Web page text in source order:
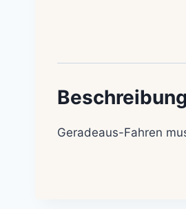
Beschreibung
Geradeaus-Fahren